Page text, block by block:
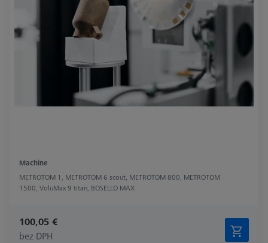
Machine
METROTOM 1, METROTOM 6 scout, METROTOM 800, METROTOM
1500, VoluMax 9 titan, BOSELLO MAX
100,05 €
bez DPH